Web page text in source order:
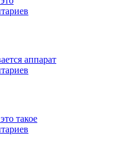
аппарат
такое